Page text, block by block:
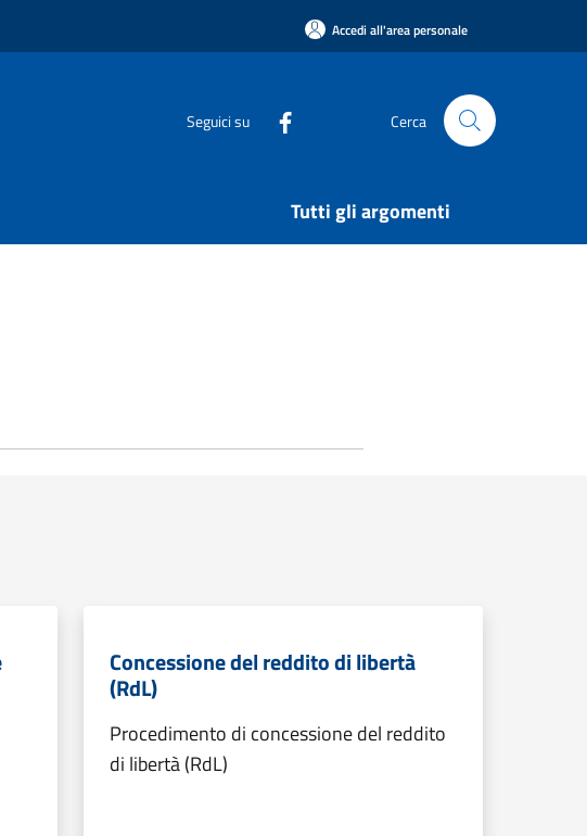
Accedi all'area personale
Seguici su Cerca
Tutti gli argomenti
Concessione del reddito di libertà
(RdL)
Procedimento di concessione del reddito
di libertà (RdL)